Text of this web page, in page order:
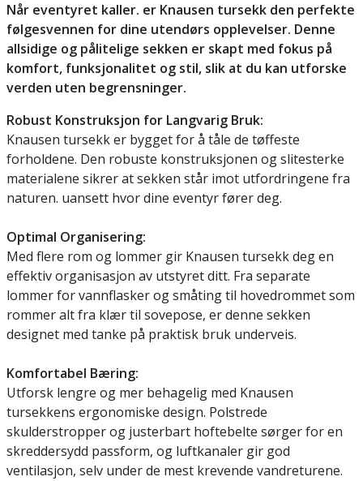
Når eventyret kaller. er Knausen tursekk den perfekte
følgesvennen for dine utendørs opplevelser. Denne
allsidige og pålitelige sekken er skapt med fokus på
komfort, funksjonalitet og stil, slik at du kan utforske
verden uten begrensninger.
Robust Konstruksjon for Langvarig Bruk:
Knausen tursekk er bygget for å tåle de tøffeste
forholdene. Den robuste konstruksjonen og slitesterke
materialene sikrer at sekken står imot utfordringene fra
naturen. uansett hvor dine eventyr fører deg.
Optimal Organisering:
Med flere rom og lommer gir Knausen tursekk deg en
effektiv organisasjon av utstyret ditt. Fra separate
lommer for vannflasker og småting til hovedrommet som
rommer alt fra klær til sovepose, er denne sekken
designet med tanke på praktisk bruk underveis.
Komfortabel Bæring:
Utforsk lengre og mer behagelig med Knausen
tursekkens ergonomiske design. Polstrede
skulderstropper og justerbart hoftebelte sørger for en
skreddersydd passform, og luftkanaler gir god
ventilasjon, selv under de mest krevende vandreturene.